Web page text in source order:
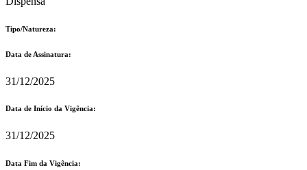
Tipo/Natureza:
Data de Assinatura:
31/12/2025
Data de Início da Vigência:
31/12/2025
Data Fim da Vigência: